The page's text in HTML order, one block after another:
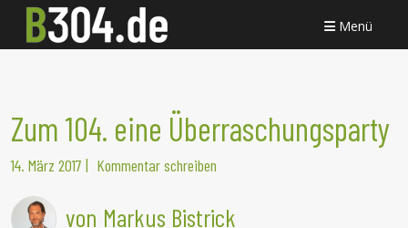
Menü
Zum 104. eine Überraschungsparty
14. März 2017 | Kommentar schreiben
von Markus Bistrick